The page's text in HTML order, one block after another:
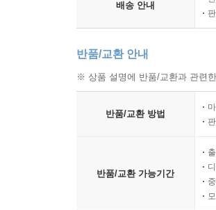
배송 안내
반품/교환 안내
※ 상품 설명에 반품/교환과 관련
반품/교환 방법
반품/교환 가능기간